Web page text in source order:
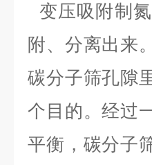
变压吸附制
附、分离出来
碳分子筛孔隙
个目的。经过
平衡，碳分子